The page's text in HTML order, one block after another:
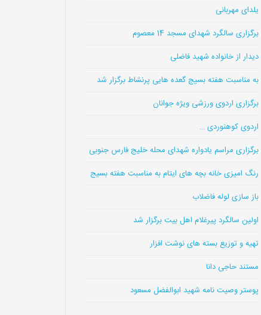
یلدای مهربانی
برگزاری سالگرد شهدای مسجد 14 معصوم
دیدار از خانواده شهید فاضلی
به مناسبت هفته بسیج گعده هایی پرنشاط برگزار شد
برگزاری اردوی ورزشی ویژه جوانان
اردوی کوهنوردی …
برگزاری مراسم یادواره شهدای محله خلیج فارس جنوبی
رنگ امیزی خانه بچه های ایتام به مناسبت هفته بسیج
باز سازی لوله فاضلاب
اولین سالگرد پیرغلام اهل بیت برگزار شد
تهیه و توزیع بسته های نوشت افزار
مستند حاجی دانا
پوستر وصیت نامه شهید ابوالفضل مسعود